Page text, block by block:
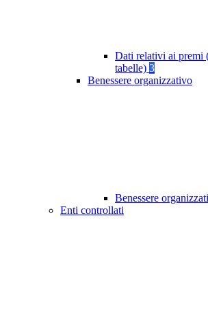
Dati relativi ai premi
tabelle) 3
Benessere organizzativo
Benessere
Enti controllati